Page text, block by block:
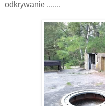
odkrywanie .......